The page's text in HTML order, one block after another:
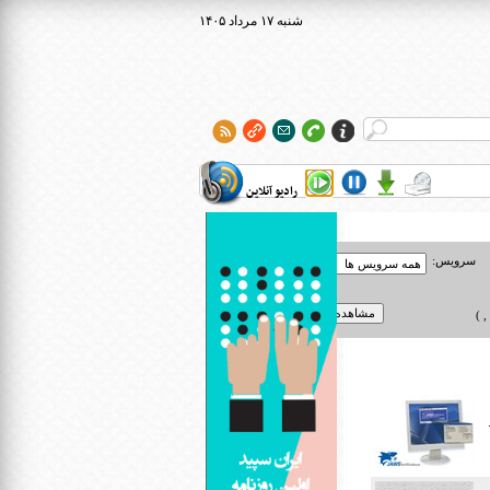
۱۴۰۵ شنبه ۱۷ مرداد
رادیو آنلاین
سرویس:
, )